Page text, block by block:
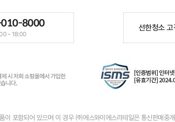
8000
~ 18:00
선한청소 고
이 포함되어 있으며 이 경우 ㈜에스와이에스리테일은 통신판매중